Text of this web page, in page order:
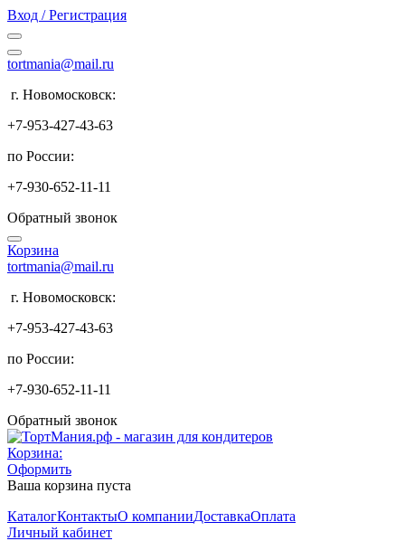
Вход / Регистрация
tortmania@mail.ru
г. Новомосковск:
+7-953-427-43-63
по России:
+7-930-652-11-11
Обратный звонок
Корзина
tortmania@mail.ru
г. Новомосковск:
+7-953-427-43-63
по России:
+7-930-652-11-11
Обратный звонок
Корзина:
Оформить
Ваша корзина пуста
КаталогКонтактыО компанииДоставкаОплата
Личный кабинет